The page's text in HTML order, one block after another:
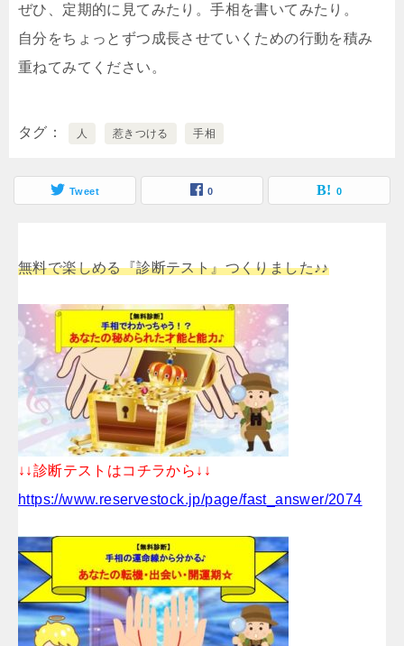
ぜひ、定期的に見てみたり。手相を書いてみたり。
自分をちょっとずつ成長させていくための行動を積み
重ねてみてください。
タグ 人 惹きつける 手相
Tweet 0 0
無料で楽しめる『診断テスト』つくりました♪♪
↓↓診断テストはコチラから↓↓
https://www.reservestock.jp/page/fast_answer/2074